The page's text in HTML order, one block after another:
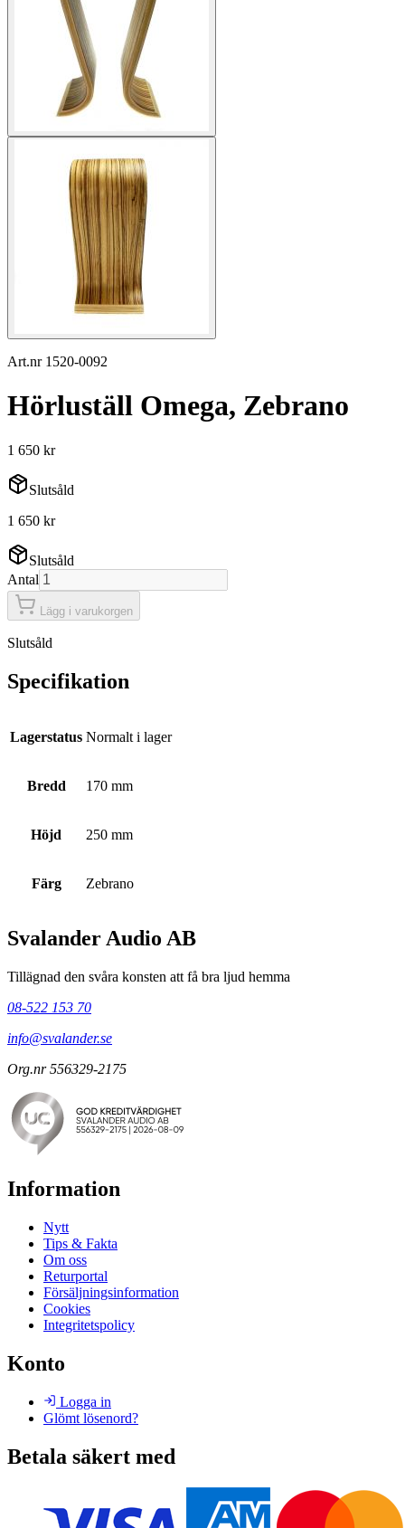
Art.nr 1520-0092
Hörluställ Omega, Zebrano
1 650 kr
Slutsåld
1 650 kr
Slutsåld
Antal
Lägg i varukorgen
Slutsåld
Specifikation
Lagerstatus Normalt i lager
Bredd 170 mm
Höjd 250 mm
Färg Zebrano
Svalander Audio AB
Tillägnad den svåra konsten att få bra ljud hemma
08-522 153 70
info@svalander.se
Org.nr 556329-2175
Information
Nytt
Tips & Fakta
Om oss
Returportal
Försäljningsinformation
Cookies
Integritetspolicy
Konto
Logga in
Glömt lösenord?
Betala säkert med